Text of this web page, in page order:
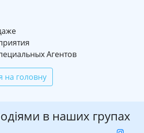
Агентов
на головну
в наших групах